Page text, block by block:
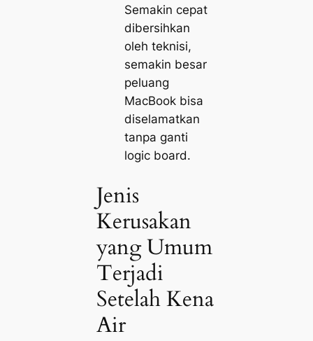
Semakin cepat
dibersihkan
oleh teknisi,
semakin besar
peluang
MacBook bisa
diselamatkan
tanpa ganti
logic board.
Jenis
Kerusakan
yang Umum
Terjadi
Setelah Kena
Air